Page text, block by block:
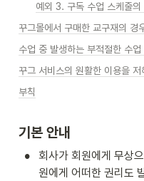
예외 3. 구독 수업 스케줄의
꾸그몰에서 구매한 교구재의 경
수업 중 발생하는 부적절한 수업
꾸그 서비스의 원활한 이용을
부칙
기본 안내
•
회사가 회원에게 무상
원에게 어떠한 권리도